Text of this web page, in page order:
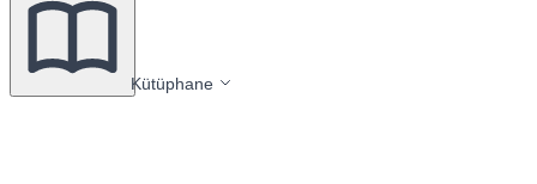
Kütüphane